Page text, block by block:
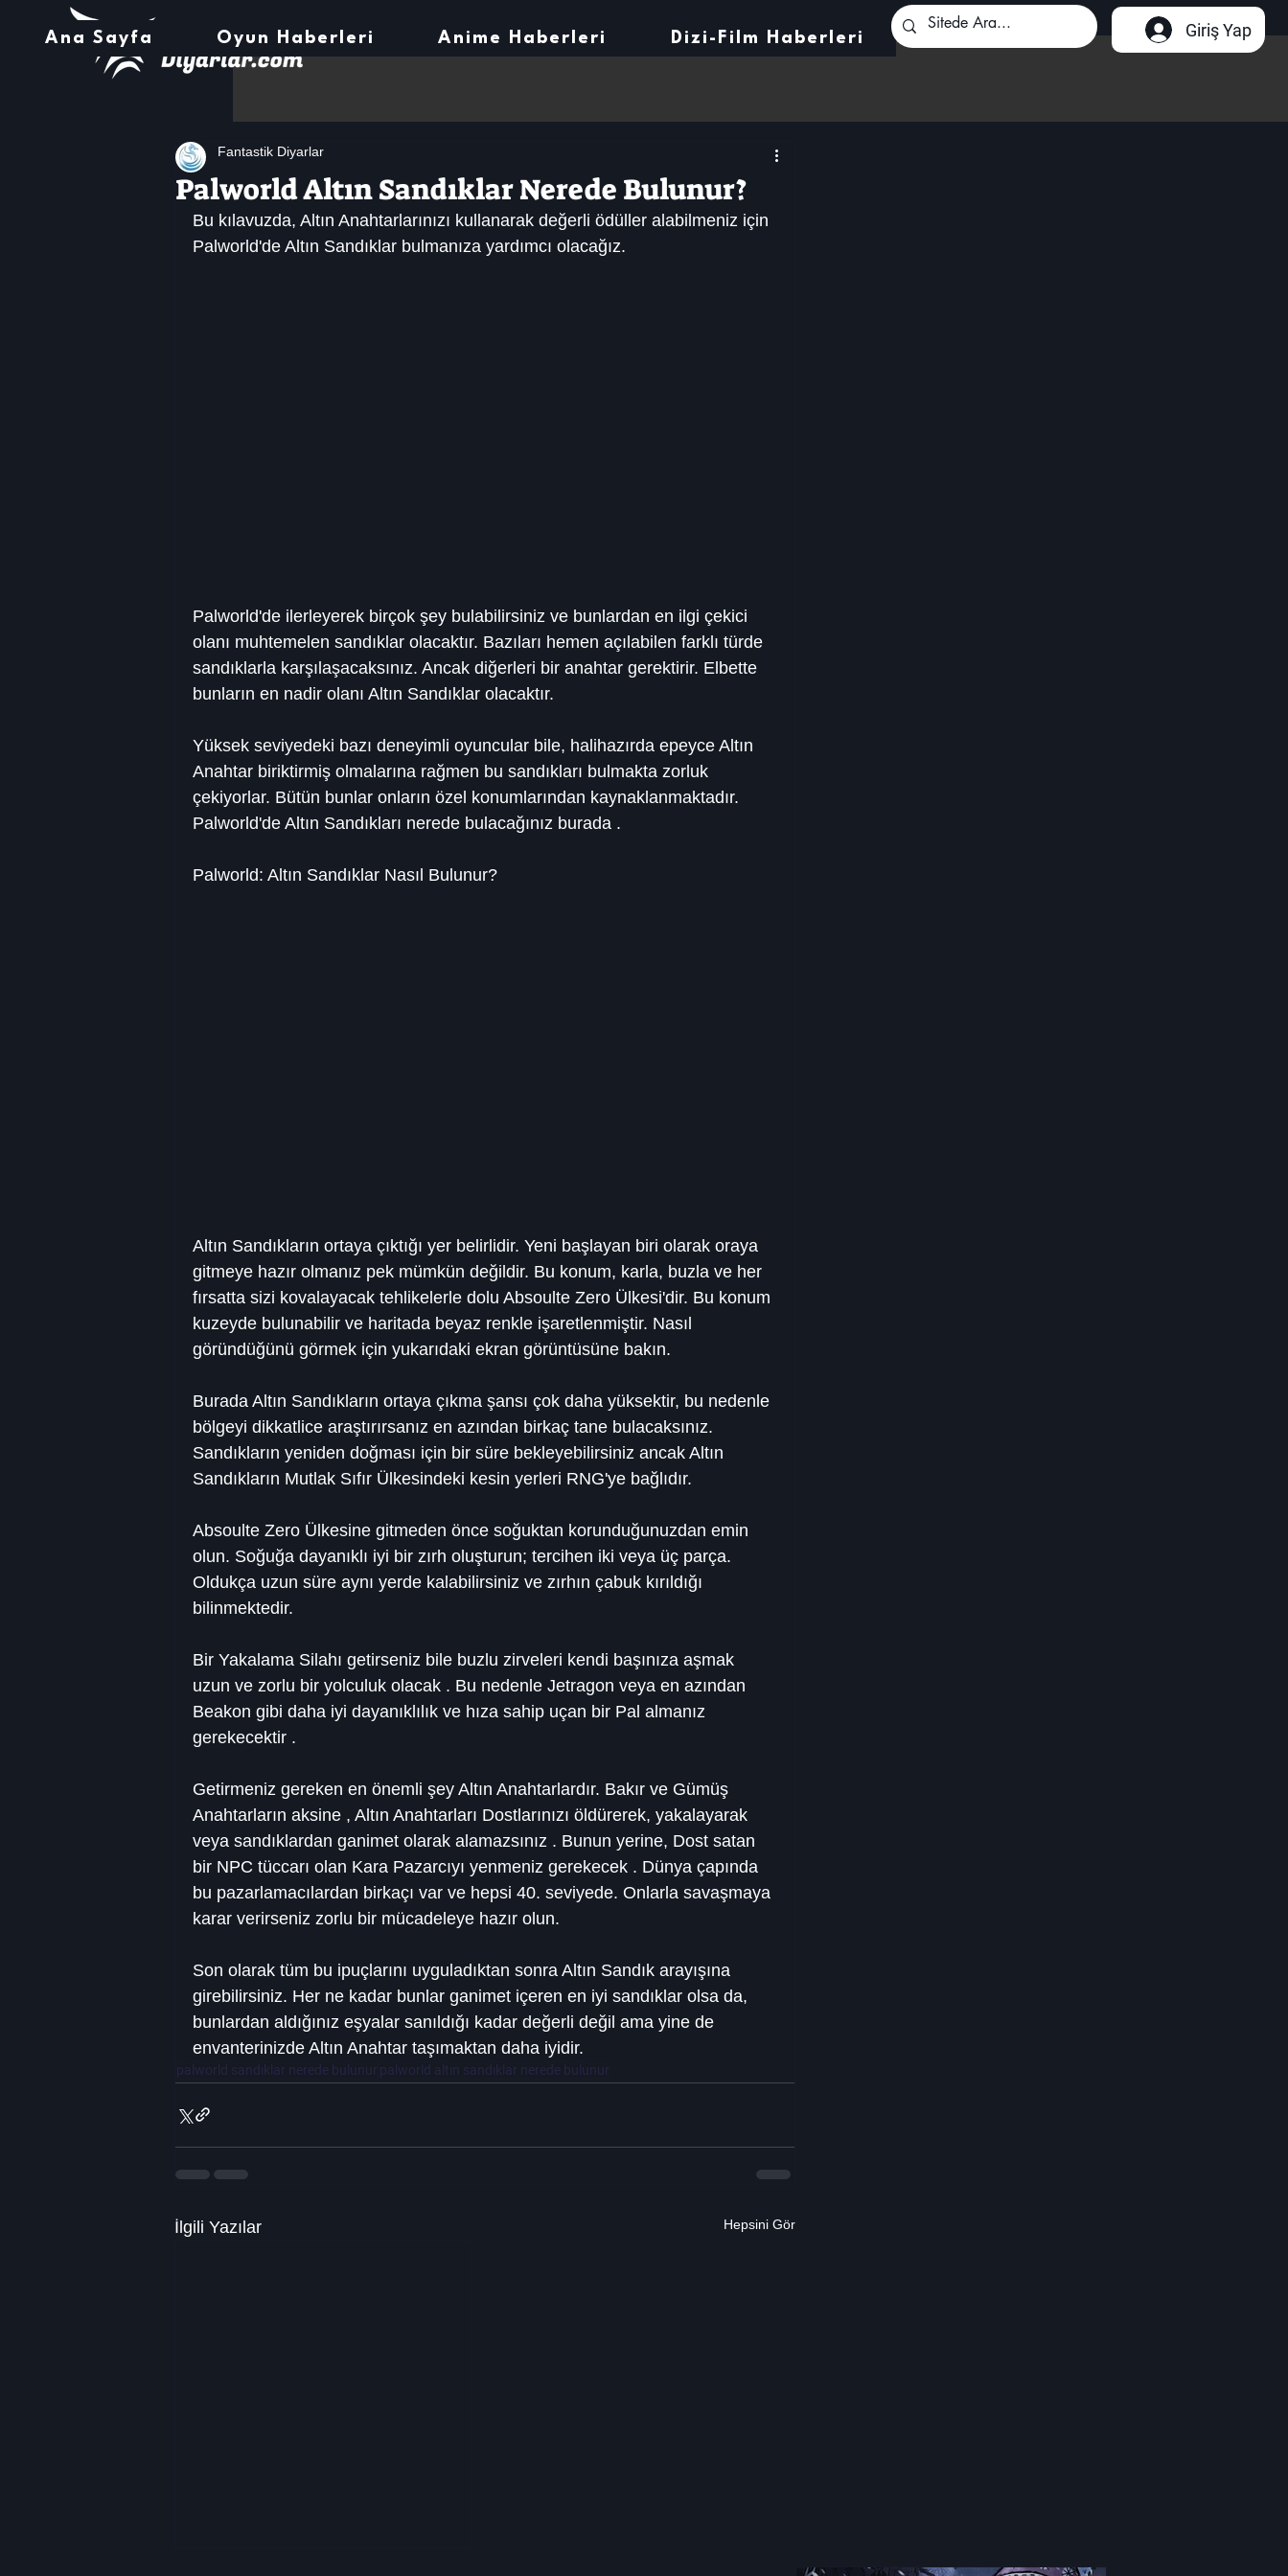
Ana Sayfa Oyun Haberleri Anime Haberleri Dizi-Film Haberleri Giriş Yap
Palworld Altın Sandıklar Nerede Bulunur?
Fantastik Diyarlar
Bu kılavuzda, Altın Anahtarlarınızı kullanarak değerli ödüller alabilmeniz için
Palworld'de Altın Sandıklar bulmanıza yardımcı olacağız.
Palworld'de ilerleyerek birçok şey bulabilirsiniz ve bunlardan en ilgi çekici
olanı muhtemelen sandıklar olacaktır. Bazıları hemen açılabilen farklı türde
sandıklarla karşılaşacaksınız. Ancak diğerleri bir anahtar gerektirir. Elbette
bunların en nadir olanı Altın Sandıklar olacaktır.
Yüksek seviyedeki bazı deneyimli oyuncular bile, halihazırda epeyce Altın
Anahtar biriktirmiş olmalarına rağmen bu sandıkları bulmakta zorluk
çekiyorlar. Bütün bunlar onların özel konumlarından kaynaklanmaktadır.
Palworld'de Altın Sandıkları nerede bulacağınız burada .
Palworld: Altın Sandıklar Nasıl Bulunur?
Altın Sandıkların ortaya çıktığı yer belirlidir. Yeni başlayan biri olarak oraya
gitmeye hazır olmanız pek mümkün değildir. Bu konum, karla, buzla ve her
fırsatta sizi kovalayacak tehlikelerle dolu Absoulte Zero Ülkesi'dir. Bu konum
kuzeyde bulunabilir ve haritada beyaz renkle işaretlenmiştir. Nasıl
göründüğünü görmek için yukarıdaki ekran görüntüsüne bakın.
Burada Altın Sandıkların ortaya çıkma şansı çok daha yüksektir, bu nedenle
bölgeyi dikkatlice araştırırsanız en azından birkaç tane bulacaksınız.
Sandıkların yeniden doğması için bir süre bekleyebilirsiniz ancak Altın
Sandıkların Mutlak Sıfır Ülkesindeki kesin yerleri RNG'ye bağlıdır.
Absoulte Zero Ülkesine gitmeden önce soğuktan korunduğunuzdan emin
olun. Soğuğa dayanıklı iyi bir zırh oluşturun; tercihen iki veya üç parça.
Oldukça uzun süre aynı yerde kalabilirsiniz ve zırhın çabuk kırıldığı
bilinmektedir.
Bir Yakalama Silahı getirseniz bile buzlu zirveleri kendi başınıza aşmak
uzun ve zorlu bir yolculuk olacak . Bu nedenle Jetragon veya en azından
Beakon gibi daha iyi dayanıklılık ve hıza sahip uçan bir Pal almanız
gerekecektir .
Getirmeniz gereken en önemli şey Altın Anahtarlardır. Bakır ve Gümüş
Anahtarların aksine , Altın Anahtarları Dostlarınızı öldürerek, yakalayarak
veya sandıklardan ganimet olarak alamazsınız . Bunun yerine, Dost satan
bir NPC tüccarı olan Kara Pazarcıyı yenmeniz gerekecek . Dünya çapında
bu pazarlamacılardan birkaçı var ve hepsi 40. seviyede. Onlarla savaşmaya
karar verirseniz zorlu bir mücadeleye hazır olun.
Son olarak tüm bu ipuçlarını uyguladıktan sonra Altın Sandık arayışına
girebilirsiniz. Her ne kadar bunlar ganimet içeren en iyi sandıklar olsa da,
bunlardan aldığınız eşyalar sanıldığı kadar değerli değil ama yine de
envanterinizde Altın Anahtar taşımaktan daha iyidir.
palworld sandıklar nerede bulunur palworld altın sandıklar nerede bulunur
İlgili Yazılar Hepsini Gör